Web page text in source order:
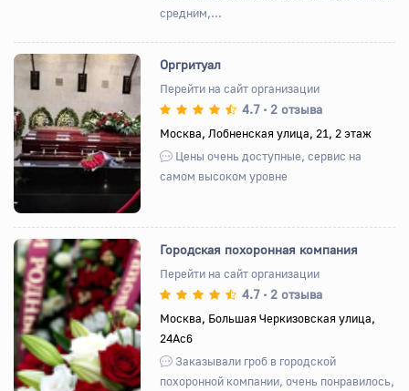
средним,...
Назад Вперед
Оргритуал
Перейти на сайт организации
4.7 • 2 отзыва
Москва, Лобненская улица, 21, 2 этаж
Цены очень доступные, сервис на
самом высоком уровне
Назад Вперед
Городская похоронная компания
Перейти на сайт организации
4.7 • 2 отзыва
Москва, Большая Черкизовская улица,
24Ас6
Заказывали гроб в городской
похоронной компании, очень понравилось,